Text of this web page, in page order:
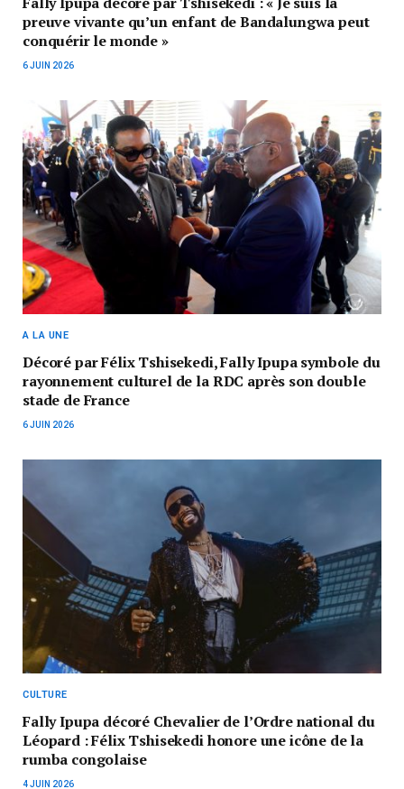
preuve vivante qu’un enfant de Bandalungwa peut
conquérir le monde »
6 JUIN 2026
A LA UNE
Décoré par Félix Tshisekedi, Fally Ipupa symbole du
rayonnement culturel de la RDC après son double
stade de France
6 JUIN 2026
CULTURE
Fally Ipupa décoré Chevalier de l’Ordre national du
Léopard : Félix Tshisekedi honore une icône de la
rumba congolaise
4 JUIN 2026